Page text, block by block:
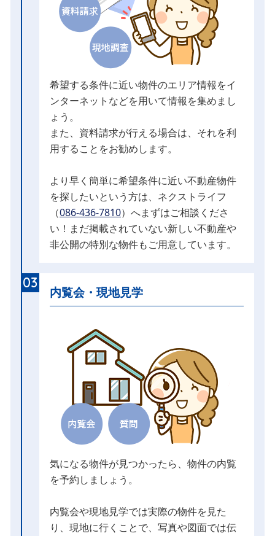
希望する条件に近い物件のエリア情報をイ
ンターネットなどを用いて情報を集めまし
ょう。
また、資料請求が行える場合は、それを利
用することをお勧めします。
より早く簡単に希望条件に近い不動産物件
を探したいという方は、ネクストライフ
（086-436-7810）へまずはご相談くださ
い！まだ掲載されていない新しい不動産や
非公開の特別な物件もご用意しています。
03
内覧会・現地見学
気になる物件が見つかったら、物件の内覧
を予約しましょう。
内覧会や現地見学では実際の物件を見た
り、現地に行くことで、写真や図面では伝